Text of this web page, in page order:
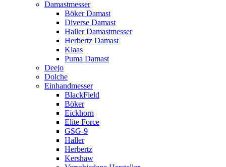
Damastmesser
Böker Damast
Diverse Damast
Haller Damastmesser
Herbertz Damast
Klaas
Puma Damast
Deejo
Dolche
Einhandmesser
BlackField
Böker
Eickhorn
Elite Force
GSG-9
Haller
Herbertz
Kershaw